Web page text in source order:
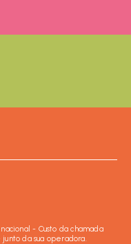
- Custo da chamada
da sua operadora.